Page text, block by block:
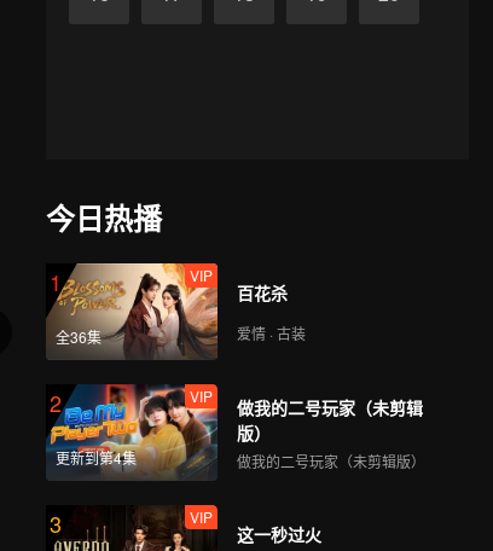
今日热播
1
全36集
VIP
百花杀
爱情 · 古装
2
更新到第4集
VIP
做我的二号玩家（未剪辑
版）
做我的二号玩家（未剪辑版）
3 VIP
这一秒过火